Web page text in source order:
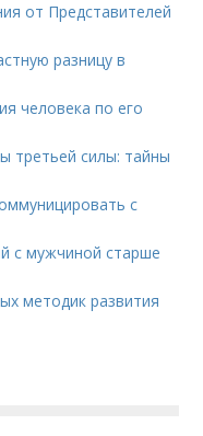
от Представителей
разницу в
человека по его
третьей силы: тайны
с
с мужчиной старше
методик развития